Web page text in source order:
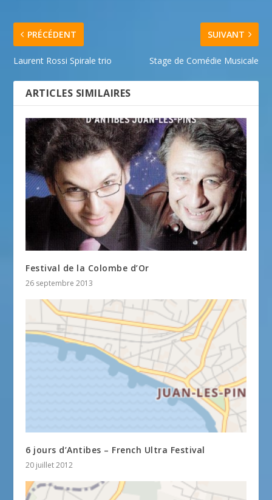
PRÉCÉDENT
Laurent Rossi Spirale trio
SUIVANT
Stage de Comédie Musicale
ARTICLES SIMILAIRES
Festival de la Colombe d’Or
26 septembre 2013
6 jours d’Antibes – French Ultra Festival
20 juillet 2012